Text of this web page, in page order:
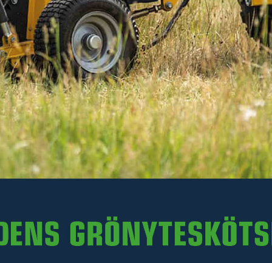
258 kr
Inkl. moms
Ej i lager. För leveransdatum, kontakta en säljare på
0511-242 50.
- +
LÄGG I VARUKORGEN